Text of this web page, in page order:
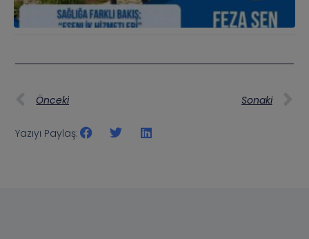
Önceki Sonaki
Yazıyı Paylaş: